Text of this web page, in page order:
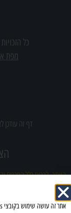
כל
מפת
דף זה עודכן
האתר, לרבות כלל התכנים
הקניין הרוחני של צדדים
אשר עשוי להוות הפרה